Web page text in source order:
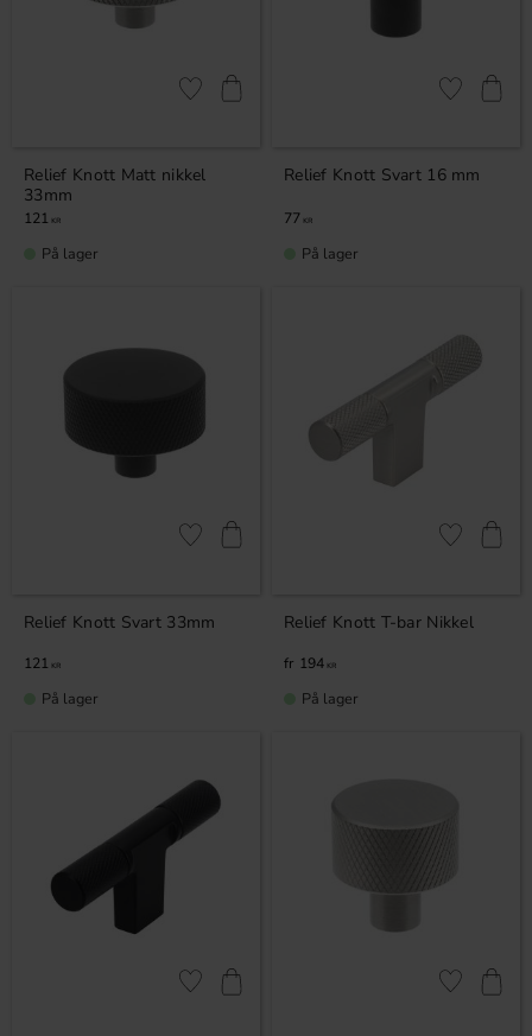
Relief Knott Matt nikkel
33mm
121 KR
Lagre som favoritt
På lager
Relief Knott Svart 16 mm
77 KR
Lagre som
På lager
Relief Knott Svart 33mm
121 KR
Lagre som favoritt
På lager
Relief Knott T-bar Nikkel
194 KR
Lagre som
På lager
Lagre som favoritt Lagre som